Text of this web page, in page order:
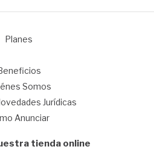
Planes
Somos
Jurídicas
Anunciar
tienda online